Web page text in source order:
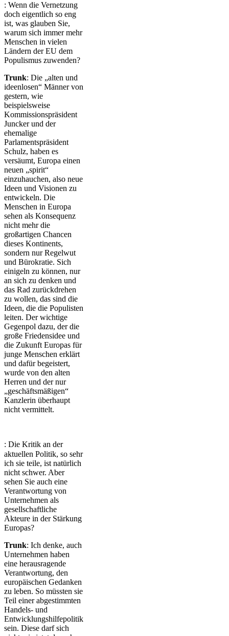
: Wenn die Vernetzung
doch eigentlich so eng
ist, was glauben Sie,
warum sich immer mehr
Menschen in vielen
Ländern der EU dem
Populismus zuwenden?
Trunk: Die „alten und
ideenlosen“ Männer von
gestern, wie
beispielsweise
Kommissionspräsident
Juncker und der
ehemalige
Parlamentspräsident
Schulz, haben es
versäumt, Europa einen
neuen „spirit“
einzuhauchen, also neue
Ideen und Visionen zu
entwickeln. Die
Menschen in Europa
sehen als Konsequenz
nicht mehr die
großartigen Chancen
dieses Kontinents,
sondern nur Regelwut
und Bürokratie. Sich
einigeln zu können, nur
an sich zu denken und
das Rad zurückdrehen
zu wollen, das sind die
Ideen, die die Populisten
leiten. Der wichtige
Gegenpol dazu, der die
große Friedensidee und
die Zukunft Europas für
junge Menschen erklärt
und dafür begeistert,
wurde von den alten
Herren und der nur
„geschäftsmäßigen“
Kanzlerin überhaupt
nicht vermittelt.
: Die Kritik an der
aktuellen Politik, so sehr
ich sie teile, ist natürlich
nicht schwer. Aber
sehen Sie auch eine
Verantwortung von
Unternehmen als
gesellschaftliche
Akteure in der Stärkung
Europas?
Trunk: Ich denke, auch
Unternehmen haben
eine herausragende
Verantwortung, den
europäischen Gedanken
zu leben. So müssten sie
Teil einer abgestimmten
Handels- und
Entwicklungshilfepolitik
sein. Diese darf sich